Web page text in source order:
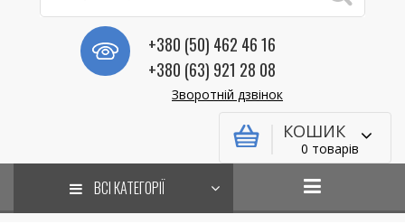
+380 (50) 462 46 16
+380 (63) 921 28 08
Зворотній дзвінок
КОШИК
0 товарів
ВСІ КАТЕГОРІЇ